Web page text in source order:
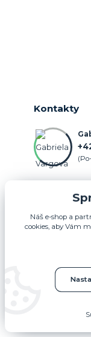
Kontakty
Náš e-shop a
cookies, aby Vám